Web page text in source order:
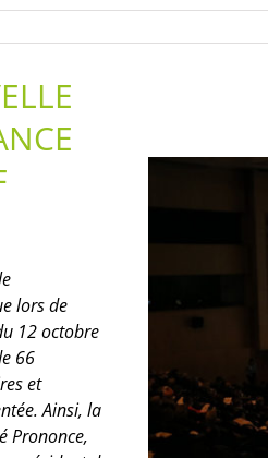
lors de
12 octobre
66
et
Ainsi, la
Prononce,